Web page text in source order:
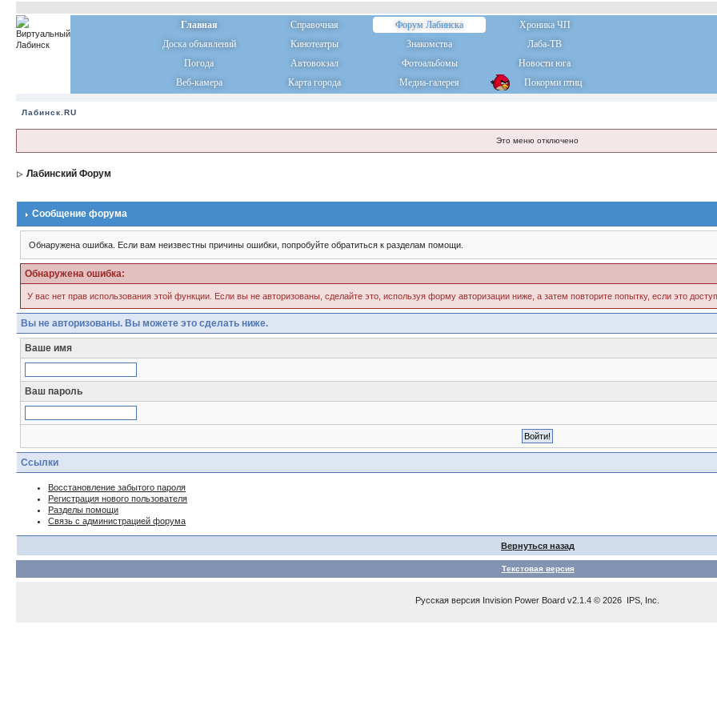
Главная Справочная Форум Лабинска
Хроника ЧП
Доска объявлений
Кинотеатры Знакомства
Лаба-ТВ
Погода
Автовокзал Фотоальбомы
Новости юга
Веб-камера
Карта города Медиа-галерея Покорми птиц
Лабинск.RU
Это меню отключено
Лабинский Форум
Сообщение форума
Обнаружена ошибка. Если вам неизвестны причины ошибки, попробуйте обратиться к разделам помощи.
Обнаружена ошибка:
У вас нет прав использования этой функции. Если вы не авторизованы, сделайте это, используя форму авторизации ниже, а затем повторите попытку, если это
Вы не авторизованы. Вы можете это сделать ниже.
Ваше имя
Ваш пароль
Ссылки
Восстановление забытого пароля
Регистрация нового пользователя
Разделы помощи
Связь с администрацией форума
Вернуться назад
Текстовая версия
Русская версия Invision Power Board v2.1.4 © 2026 IPS, Inc.